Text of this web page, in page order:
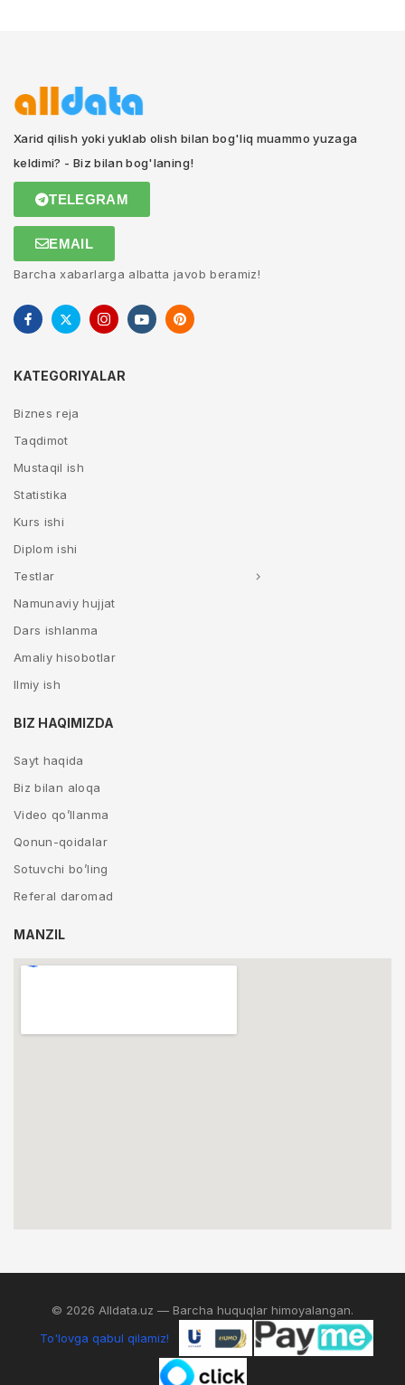
Xarid qilish yoki yuklab olish bilan bog'liq muammo yuzaga
keldimi? - Biz bilan bog'laning!
TELEGRAM
EMAIL
Barcha xabarlarga albatta javob beramiz!
KATEGORIYALAR
Biznes reja
Taqdimot
Mustaqil ish
Statistika
Kurs ishi
Diplom ishi
Testlar
Namunaviy hujjat
Dars ishlanma
Amaliy hisobotlar
Ilmiy ish
BIZ HAQIMIZDA
Sayt haqida
Biz bilan aloqa
Video qo’llanma
Qonun-qoidalar
Sotuvchi bo’ling
Referal daromad
MANZIL
© 2026 Alldata.uz — Barcha huquqlar himoyalangan.
To'lovga qabul qilamiz!